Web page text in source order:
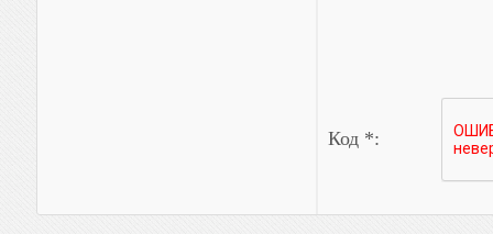
Код *: